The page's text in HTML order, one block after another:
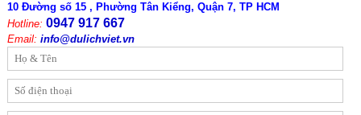
10 Đường số 15 , Phường Tân Kiểng, Quận 7, TP HCM
Hotline: 0947 917 667
Email: info@dulichviet.vn